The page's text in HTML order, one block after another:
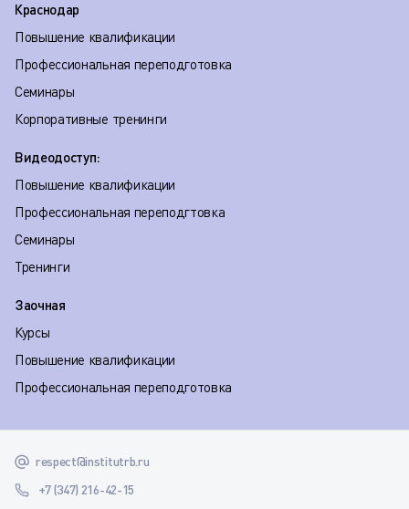
Краснодар
Повышение квалификации
Профессиональная переподготовка
Семинары
Корпоративные тренинги
Видеодоступ:
Повышение квалификации
Профессиональная переподгтовка
Семинары
Тренинги
Заочная
Курсы
Повышение квалификации
Профессиональная переподготовка
respect@institutrb.ru
+7 (347) 216-42-15